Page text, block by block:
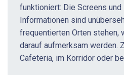
funktioniert: Die Screens
Informationen sind
frequentierten Orten stehen,
darauf aufmerksam werden.
Cafeteria, im Korridor oder